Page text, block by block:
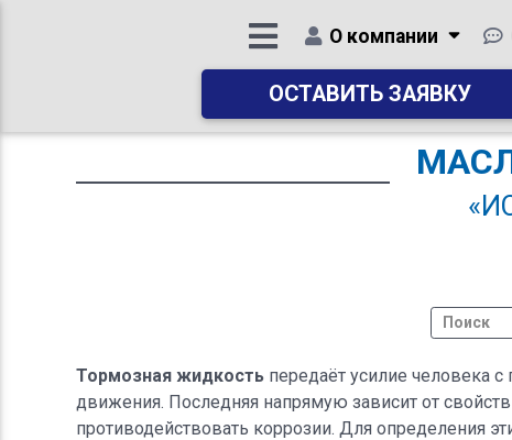
О компании
ОСТАВИТЬ ЗАЯВКУ
Тормозная жидкостьпередаёт усилие человека с
движения. Последняя напрямую зависит от
противодействовать коррозии. Для определения